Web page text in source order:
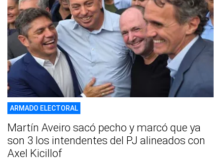
ARMADO ELECTORAL
Martín Aveiro sacó pecho y marcó que ya
son 3 los intendentes del PJ alineados con
Axel Kicillof